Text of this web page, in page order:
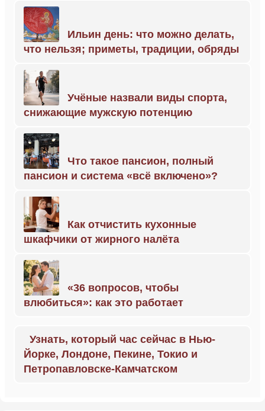
Ильин день: что можно делать,
что нельзя; приметы, традиции, обряды
Учёные назвали виды спорта,
снижающие мужскую потенцию
Что такое пансион, полный
пансион и система «всё включено»?
Как отчистить кухонные
шкафчики от жирного налёта
«36 вопросов, чтобы
влюбиться»: как это работает
Узнать, который час сейчас в Нью-
Йорке, Лондоне, Пекине, Токио и
Петропавловске-Камчатском